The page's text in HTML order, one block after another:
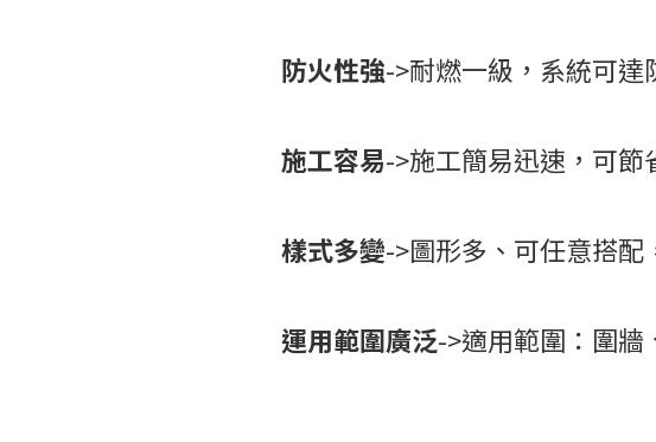
防火性強->耐燃一級，系統可達
施工容易->施工簡易迅速，可節
樣式多變->圖形多、可任意搭配
運用範圍廣泛->適用範圍：圍